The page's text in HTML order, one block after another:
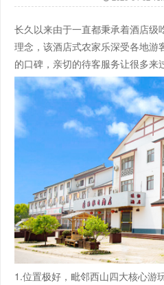
长久以来由于一直都秉承着酒店级
理念，该酒店式农家乐深受各地游
的口碑，亲切的待客服务让很多来
1.位置极好，毗邻西山四大核心游